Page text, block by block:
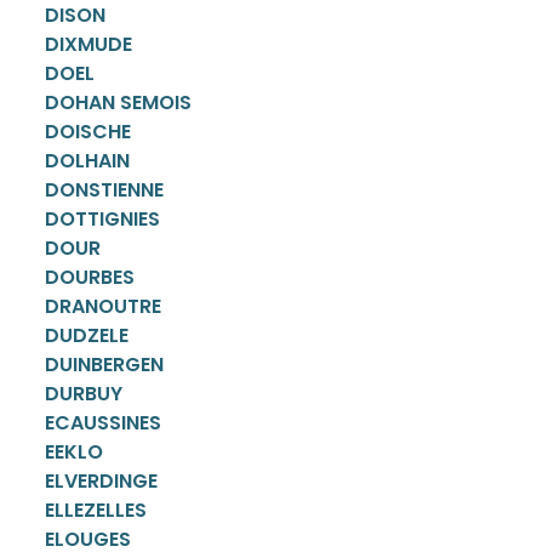
DISON
DIXMUDE
DOEL
DOHAN SEMOIS
DOISCHE
DOLHAIN
DONSTIENNE
DOTTIGNIES
DOUR
DOURBES
DRANOUTRE
DUDZELE
DUINBERGEN
DURBUY
ECAUSSINES
EEKLO
ELVERDINGE
ELLEZELLES
ELOUGES